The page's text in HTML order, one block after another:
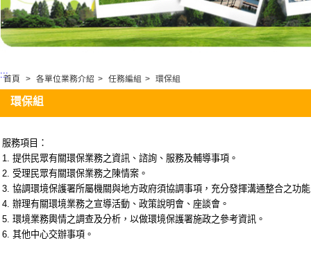
:::首頁 > 各單位業務介紹 > 任務編組 > 環保組
環保組
服務項目：
1. 提供民眾有關環保業務之資訊、諮詢、服務及輔導事項。
2. 受理民眾有關環保業務之陳情案。
3. 協調環境保護署所屬機關與地方政府須協調事項，充分發揮溝通整合之功
4. 辦理有關環境業務之宣導活動、政策說明會、座談會。
5. 環境業務輿情之調查及分析，以做環境保護署施政之參考資訊。
6. 其他中心交辦事項。